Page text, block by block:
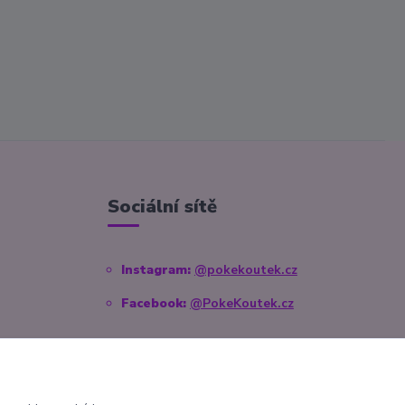
Sociální sítě
Instagram: @pokekoutek.cz
Facebook: @PokeKoutek.cz